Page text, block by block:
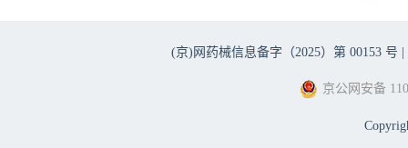
(京)网药械信息备字（2025）第 00153 号 |
京公网安备